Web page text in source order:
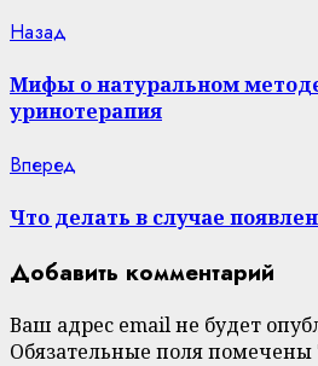
Continue
Reading
Назад
Мифы о натуральном
уринотерапия
Вперед
Что делать в случае
Добавить комментарий
Ваш адрес email не будет
Обязательные поля помечены